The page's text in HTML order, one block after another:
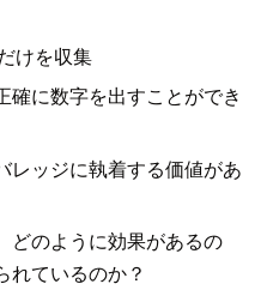
けを収集
確に数字を出すことができ
レッジに執着する価値があ
どのように効果があるの
れているのか？